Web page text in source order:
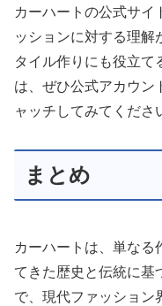
カーハートの公式サイ
ッションに対する理解
タイル作りにも役立て
は、ぜひ公式アカウン
ャッチしてみてくださ
まとめ
カーハートは、単なる
てきた歴史と伝統に基
で、現代ファッション